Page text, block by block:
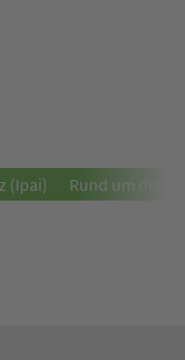
(Ipai) Rund um den